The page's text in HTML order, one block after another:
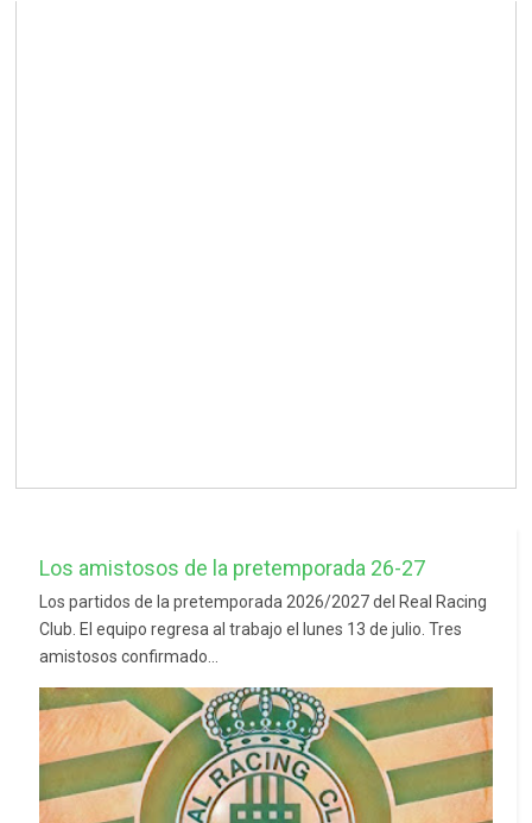
Los amistosos de la pretemporada 26-27
Los partidos de la pretemporada 2026/2027 del Real Racing
Club. El equipo regresa al trabajo el lunes 13 de julio. Tres
amistosos confirmado...